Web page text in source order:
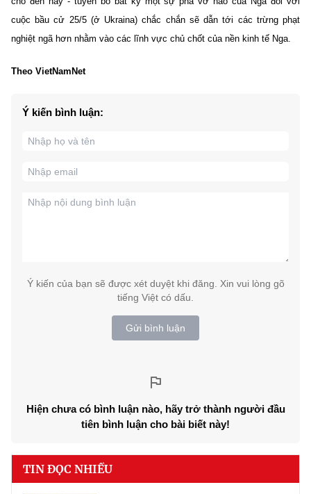
cuộc bầu cử 25/5 (ở Ukraina) chắc chắn sẽ dẫn tới các trừng phạt
nghiệt ngã hơn nhằm vào các lĩnh vực chủ chốt của nền kinh tế Nga.
Theo VietNamNet
Ý kiến bình luận:
Ý kiến của bạn sẽ được xét duyệt khi đăng. Xin vui lòng gõ
tiếng Việt có dấu.
Gửi bình luận
Hiện chưa có bình luận nào, hãy trở thành người đầu
tiên bình luận cho bài biết này!
TIN ĐỌC NHIỀU